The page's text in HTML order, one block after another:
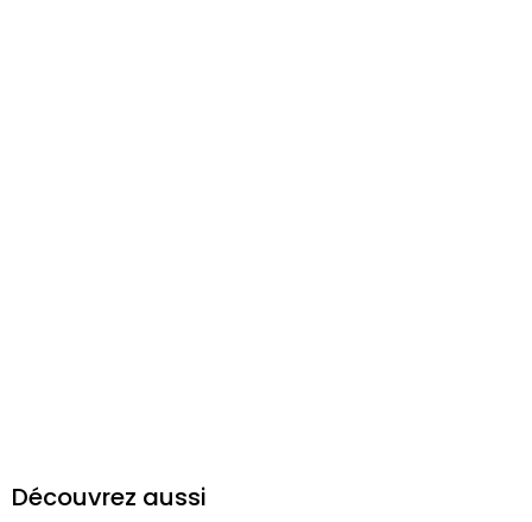
Découvrez aussi